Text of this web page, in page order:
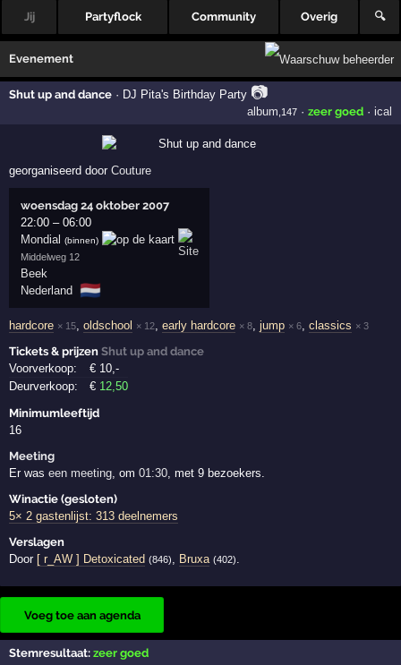
Jij Partyflock Community Overig 🔍
Evenement
Shut up and dance · DJ Pita's Birthday Party 📷
album ,147· zeer goed· ical
georganiseerd doorCouture
woensdag 24 oktober 2007
22:00 –06:00
Mondial
(binnen)
Middelweg 12
Beek
Nederland
🇳🇱
hardcore × 15,oldschool × 12,early hardcore × 8,jump × 6,classics × 3
Tickets & prijzenShut up and dance
Voorverkoop:
€ 10,-
Deurverkoop:
€ 12,50
Minimumleeftijd
16
Meeting
Er waseen meeting , om01:30 , met 9 bezoekers.
Winactie (gesloten)
5× 2 gastenlijst: 313 deelnemers
Verslagen
Door [ r_AW ] Detoxicated (846), Bruxa (402).
Voeg toe aan agenda
Stemresultaat:zeer goed